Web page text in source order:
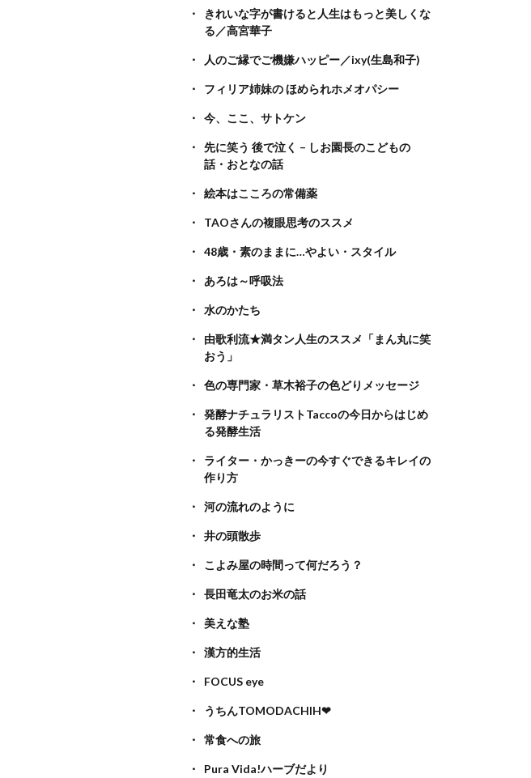
きれいな字が書けると人生はもっと美しくな
る／高宮華子
人のご縁でご機嫌ハッピー／ixy(生島和子)
フィリア姉妹の ほめられホメオパシー
今、ここ、サトケン
先に笑う 後で泣く – しお園長のこどもの
話・おとなの話
絵本はこころの常備薬
TAOさんの複眼思考のススメ
48歳・素のままに…やよい・スタイル
あろは～呼吸法
水のかたち
由歌利流★満タン人生のススメ「まん丸に笑
おう」
色の専門家・草木裕子の色どりメッセージ
発酵ナチュラリストTaccoの今日からはじめ
る発酵生活
ライター・かっきーの今すぐできるキレイの
作り方
河の流れのように
井の頭散歩
こよみ屋の時間って何だろう？
長田竜太のお米の話
美えな塾
漢方的生活
FOCUS eye
うちんTOMODACHIH❤
常食への旅
Pura Vida!ハーブだより